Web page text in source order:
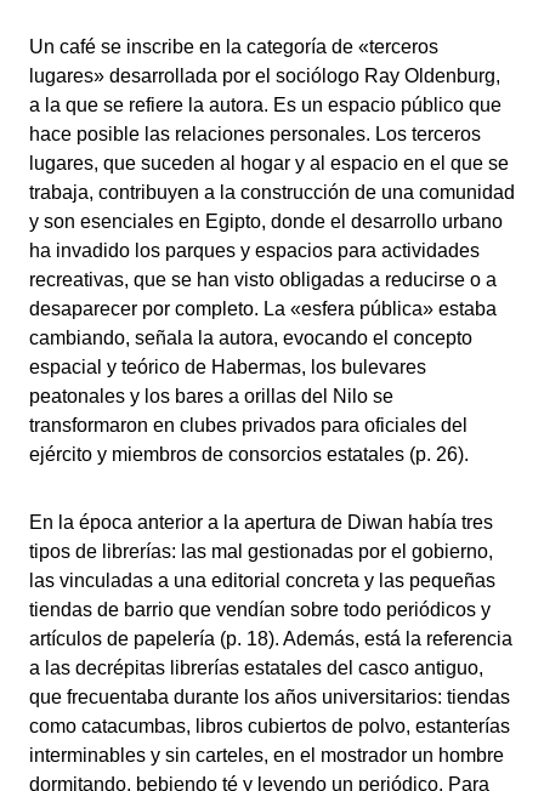
Un café se inscribe en la categoría de «terceros
lugares» desarrollada por el sociólogo Ray Oldenburg,
a la que se refiere la autora. Es un espacio público que
hace posible las relaciones personales. Los terceros
lugares, que suceden al hogar y al espacio en el que se
trabaja, contribuyen a la construcción de una comunidad
y son esenciales en Egipto, donde el desarrollo urbano
ha invadido los parques y espacios para actividades
recreativas, que se han visto obligadas a reducirse o a
desaparecer por completo. La «esfera pública» estaba
cambiando, señala la autora, evocando el concepto
espacial y teórico de Habermas, los bulevares
peatonales y los bares a orillas del Nilo se
transformaron en clubes privados para oficiales del
ejército y miembros de consorcios estatales (p. 26).
En la época anterior a la apertura de Diwan había tres
tipos de librerías: las mal gestionadas por el gobierno,
las vinculadas a una editorial concreta y las pequeñas
tiendas de barrio que vendían sobre todo periódicos y
artículos de papelería (p. 18). Además, está la referencia
a las decrépitas librerías estatales del casco antiguo,
que frecuentaba durante los años universitarios: tiendas
como catacumbas, libros cubiertos de polvo, estanterías
interminables y sin carteles, en el mostrador un hombre
dormitando, bebiendo té y leyendo un periódico. Para